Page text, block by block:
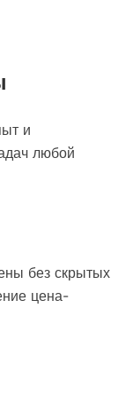
и
любой
без скрытых
цена-